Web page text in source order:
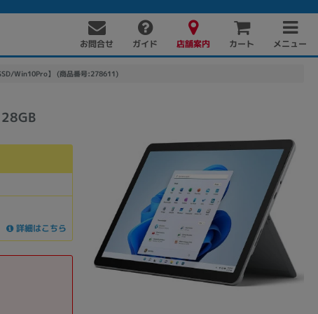
お問合せ ガイド 店舗案内 カート メニュー
Win10Pro】 (商品番号:278611)
詳細はこちら
ソフト